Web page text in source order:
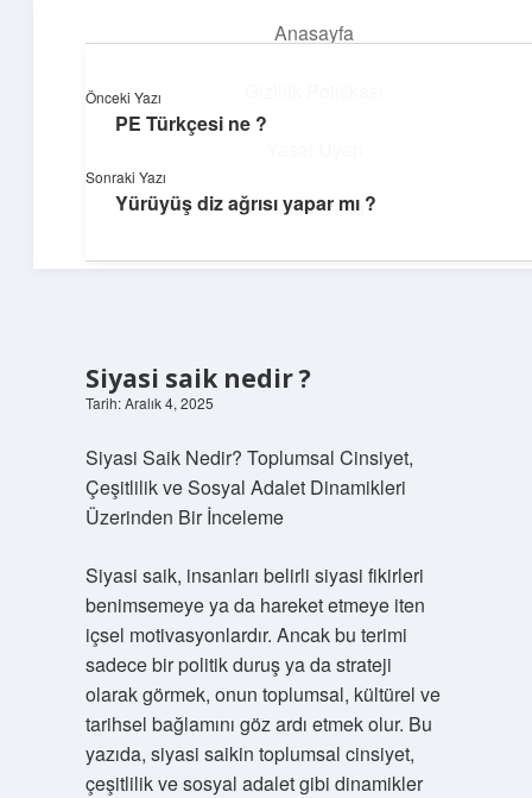
Anasayfa
Hakkımızda
Dijital Dünya Günlüğü
Siyasi saik nedir ?
Tarih: Aralık 4, 2025
Siyasi Saik Nedir? Toplumsal Cinsiyet,
Çeşitlilik ve Sosyal Adalet Dinamikleri
Üzerinden Bir İnceleme
Siyasi saik, insanları belirli siyasi fikirleri
benimsemeye ya da hareket etmeye iten
içsel motivasyonlardır. Ancak bu terimi
sadece bir politik duruş ya da strateji
olarak görmek, onun toplumsal, kültürel ve
tarihsel bağlamını göz ardı etmek olur. Bu
yazıda, siyasi saikin toplumsal cinsiyet,
çeşitlilik ve sosyal adalet gibi dinamikler
Önceki Yazı
PE Türkçesi ne ?
Sonraki Yazı
Yürüyüş diz ağrısı yapar mı ?